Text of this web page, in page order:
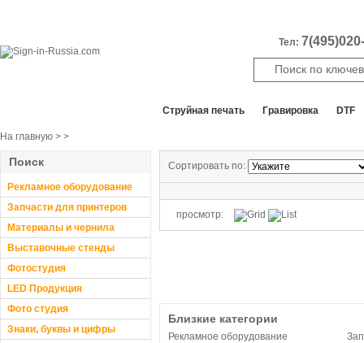
Тел:
Cтруйная печать Гравировка DTF
На главную > >
Поиск
Рекламное оборудование
Запчасти для принтеров
Материалы и чернила
Выставочные стенды
Фотостудия
LED Продукция
Фото студия
Знаки, буквы и цифры
Сортировать по:
просмотр:
Близкие категории
Рекламное оборудование